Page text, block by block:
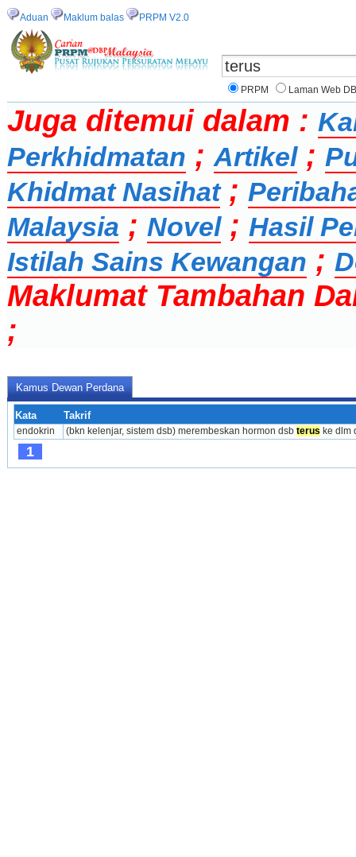
Aduan Maklum balas PRPM V2.0
PRPM Laman Web
Juga ditemui dalam :
Perkhidmatan ; Artikel;
Khidmat Nasihat;
Malaysia ; Novel; Hasil
Istilah Sains Kewangan ;
Maklumat Tambahan
;
Kamus Dewan Perdana
Kata Takrif
endokrin (bkn kelenjar, sistem dsb) merembeskan hormon dsb terus ke dlm
1